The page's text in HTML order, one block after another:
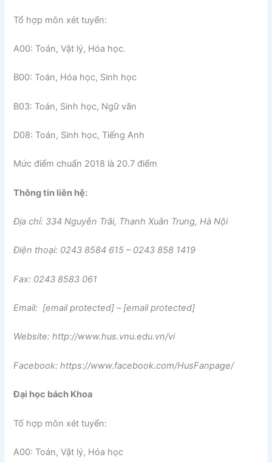
Tổ hợp môn xét tuyển:
A00: Toán, Vật lý, Hóa học.
B00: Toán, Hóa học, Sinh học
B03: Toán, Sinh học, Ngữ văn
D08: Toán, Sinh học, Tiếng Anh
Mức điểm chuẩn 2018 là 20.7 điểm
Thông tin liên hệ:
Địa chỉ: 334 Nguyễn Trãi, Thanh Xuân Trung, Hà Nội
Điện thoại: 0243 8584 615 – 0243 858 1419
Fax: 0243 8583 061
Email: [email protected] – [email protected]
Website: http://www.hus.vnu.edu.vn/vi
Facebook: https://www.facebook.com/HusFanpage/
Đại học bách Khoa
Tổ hợp môn xét tuyển:
A00: Toán, Vật lý, Hóa học